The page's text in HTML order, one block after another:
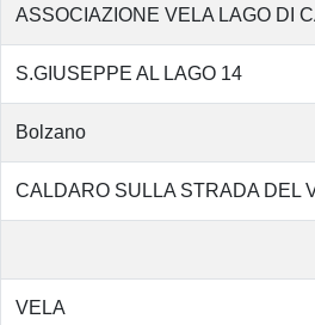
ASSOCIAZIONE VELA LAGO DI
S.GIUSEPPE AL LAGO 14
Bolzano
CALDARO SULLA STRADA DEL
VELA